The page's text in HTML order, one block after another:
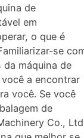
de
em
o que é
se
máquina de
a encontrar
você. Se você
de
Co.,